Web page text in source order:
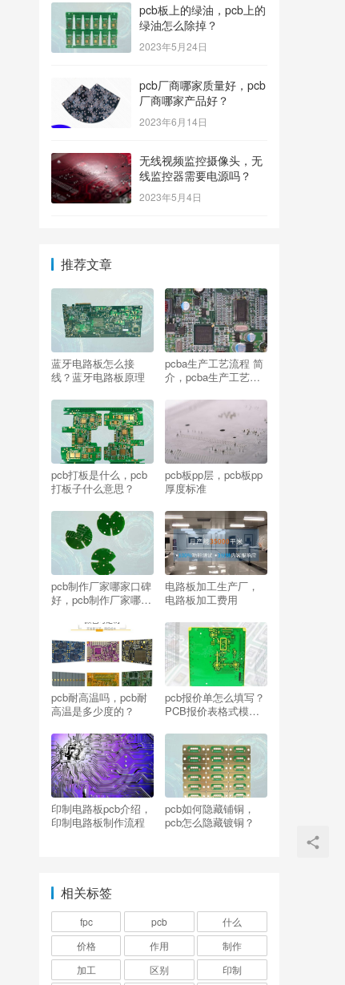
pcb板上的绿油，pcb上的
绿油怎么除掉？
2023年5月24日
pcb厂商哪家质量好，pcb
厂商哪家产品好？
2023年6月14日
无线视频监控摄像头，无
线监控器需要电源吗？
2023年5月4日
推荐文章
蓝牙电路板怎么接
线？蓝牙电路板原理
pcba生产工艺流程 简
介，pcba生产工艺流
pcb打板是什么，pcb
打板子什么意思？
pcb板pp层，pcb板pp
厚度标准
pcb制作厂家哪家口碑
好，pcb制作厂家哪个
电路板加工生产厂，
电路板加工费用
pcb耐高温吗，pcb耐
高温是多少度的？
pcb报价单怎么填写？
PCB报价表格式模板
印制电路板pcb介绍，
印制电路板制作流程
pcb如何隐藏铺铜，
pcb怎么隐藏镀铜？
相关标签
fpc pcb
什么
价格
作用
制作
加工
区别 印制